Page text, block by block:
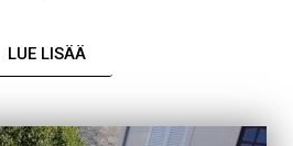
LUE LISÄÄ